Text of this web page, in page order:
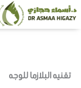
تخطي
إلى
تقنيه البلازما للوجه